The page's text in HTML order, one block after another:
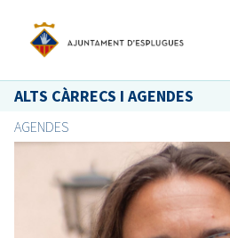
ALTS CÀRRECS I AGENDES
AGENDES